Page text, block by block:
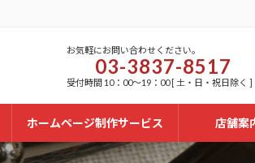
お気軽にお問い合わせください。
03-3837-8517
受付時間 10：00～19：00 [ 土・日・祝日除く ]
ホームページ制作サービス 店舗案